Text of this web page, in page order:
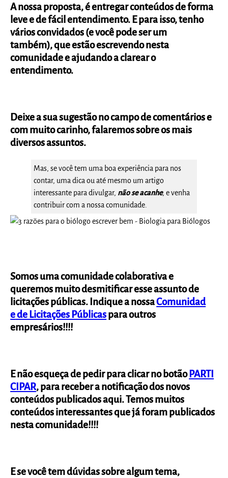
A nossa proposta, é entregar conteúdos de forma
leve e de fácil entendimento. E para isso, tenho
vários convidados (e você pode ser um
também), que estão escrevendo nesta
comunidade e ajudando a clarear o
entendimento.
Deixe a sua sugestão no campo de comentários e
com muito carinho, falaremos sobre os mais
diversos assuntos.
Mas, se você tem uma boa experiência para nos
contar, uma dica ou até mesmo um artigo
interessante para divulgar, não se acanhe, e venha
contribuir com a nossa comunidade.
Somos uma comunidade colaborativa e
queremos muito desmitificar esse assunto de
licitações públicas. Indique a nossaComunidad
ede Licitações Públicaspara outros
empresários!!!!
E não esqueça de pedir para clicar no botãoPARTI
CIPAR, para receber a notificação dos novos
conteúdos publicados aqui. Temos muitos
conteúdos interessantes que já foram publicados
nesta comunidade!!!!
E se você tem dúvidas sobre algum tema,